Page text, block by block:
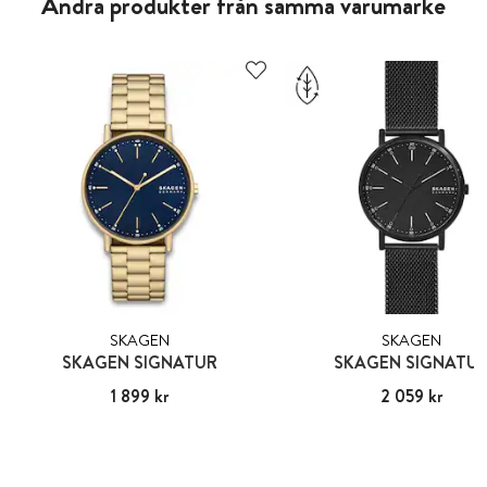
SKAGEN
SKAGEN SIGNATUR
Pris :1 899 kr
1 899 kr
SKAGEN
SKAGEN
Pris :2 059 kr
2 059 kr